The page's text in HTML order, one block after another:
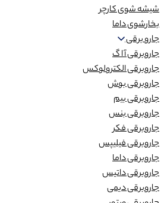
شیشه شوی کارچر
بخارشوی داما
جارو برقی
جاروبرقی آ ا گ
جاروبرقی الکترولوکس
جاروبرقی بوش
جاروبرقی بیم
جاروبرقی بنس
جاروبرقی فکر
جاروبرقی فیلیپس
جاروبرقی داما
جاروبرقی داتیس
جاروبرقی دیمی